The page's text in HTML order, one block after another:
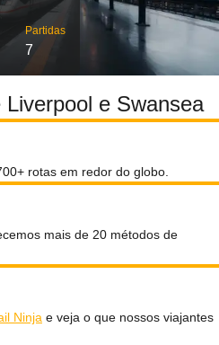
Partidas
7
e Swansea
rotas em redor do globo.
mais de 20 métodos de
Ninja e veja o que nossos viajantes